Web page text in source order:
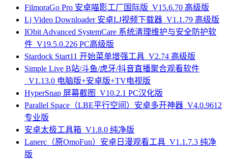
FilmoraGo Pro 安卓喵影工厂国际版_V15.6.70 高级版
Lj Video Downloader 安卓LJ视频下载器_V1.1.79 高级版
IObit Advanced SystemCare 系统清理维护与安全防护软
件_V19.5.0.226 PC高级版
Stardock Start11 开始菜单增强工具_V2.74 高级版
Simple Live B站/斗鱼/虎牙/抖音直播聚合观看软件
_V1.13.0 电脑版+安卓版+TV电视版
HyperSnap 屏幕截图_V10.2.1 PC汉化版
Parallel Space（LBE平行空间）安卓多开神器_V4.0.9612
专业版
安卓太极工具箱_V1.8.0 纯净版
Lanerc（原OmoFun）安卓日漫观看工具_V1.1.7.3 纯净
版